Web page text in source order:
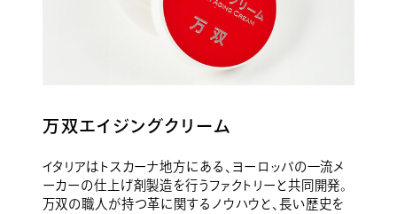
万双エイジングクリーム
イタリアはトスカーナ地方にある、ヨーロッパの一流メ
ーカーの仕上げ剤製造を行うファクトリーと共同開発。
万双の職人が持つ革に関するノウハウと、長い歴史を